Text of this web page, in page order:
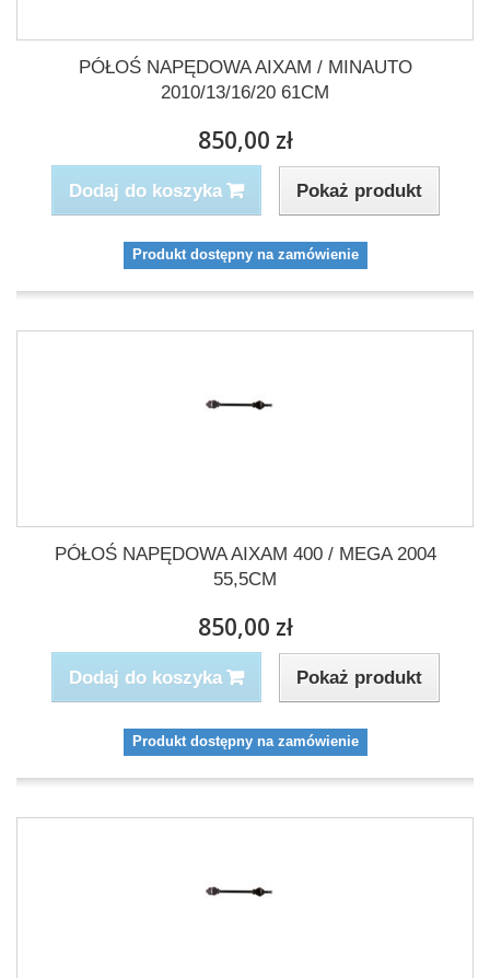
PÓŁOŚ NAPĘDOWA AIXAM / MINAUTO
2010/13/16/20 61CM
850,00 zł
Dodaj do koszyka Pokaż produkt
Produkt dostępny na zamówienie
PÓŁOŚ NAPĘDOWA AIXAM 400 / MEGA 2004
55,5CM
850,00 zł
Dodaj do koszyka Pokaż produkt
Produkt dostępny na zamówienie